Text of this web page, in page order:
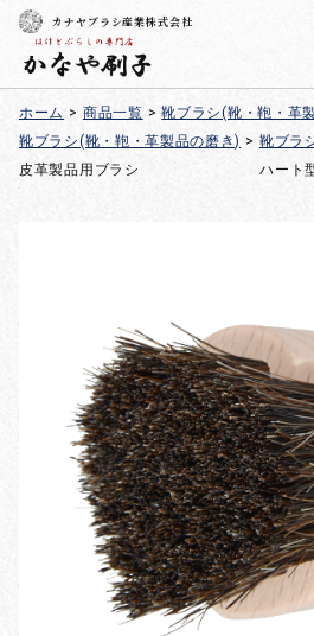
カナヤブラシ産業株式会社
ホーム > 商品一覧 > 靴ブラシ(靴・鞄・革
靴ブラシ(靴・鞄・革製品の磨き) > 靴ブラ
皮革製品用ブラシ ハート型